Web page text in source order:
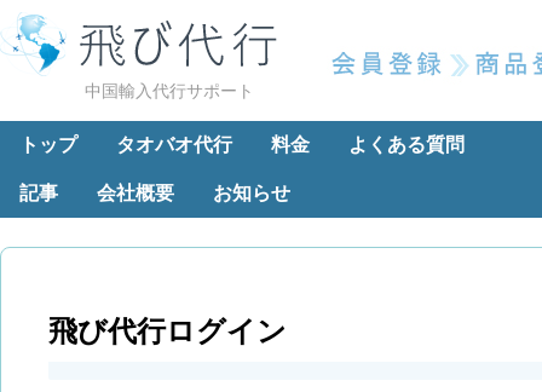
中国輸入代行サポート
トップ タオバオ代行 料金 よくある質問
記事 会社概要 お知らせ
飛び代行ログイン